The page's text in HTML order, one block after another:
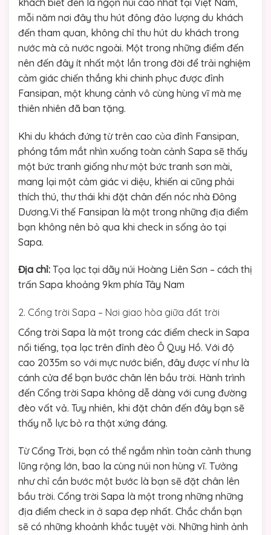
mỗi năm nơi đây thu hút đông đảo lượng du khách
đến tham quan, không chỉ thu hút du khách trong
nước mà cả nước ngoài. Một trong những điểm đến
nên đến đây ít nhất một lần trong đời để trải nghiệm
cảm giác chiến thắng khi chinh phục được đỉnh
Fansipan, một khung cảnh vô cùng hùng vĩ mà mẹ
thiên nhiên đã ban tặng.
Khi du khách đứng từ trên cao của đỉnh Fansipan,
phóng tầm mắt nhìn xuống toàn cảnh Sapa sẽ thấy
một bức tranh giống như một bức tranh sơn mài,
mang lại một cảm giác vi diệu, khiến ai cũng phải
thích thú, thư thái khi đặt chân đến nóc nhà Đông
Dương.Vi thế Fansipan là một trong những địa điểm
bạn không nên bỏ qua khi check in sống ảo tại
Sapa.
Địa chỉ: Tọa lạc tại dãy núi Hoàng Liên Sơn – cách thị
trấn Sapa khoảng 9km phía Tây Nam
2. Cổng trời Sapa – Nơi giao hòa giữa đất trời
Cổng trời Sapa là một trong các điểm check in Sapa
nổi tiếng, tọa lạc trên đỉnh đèo Ô Quy Hồ. Với độ
cao 2035m so với mực nước biển, đây được ví như là
cánh cửa để bạn bước chân lên bầu trời. Hành trình
đến Cổng trời Sapa không dễ dàng với cung đường
đèo vất vả. Tuy nhiên, khi đặt chân đến đây bạn sẽ
thấy nỗ lực bỏ ra thật xứng đáng.
Từ Cổng Trời, bạn có thể ngắm nhìn toàn cảnh thung
lũng rộng lớn, bao la cùng núi non hùng vĩ. Tưởng
như chỉ cần bước một bước là bạn sẽ đặt chân lên
bầu trời. Cổng trời Sapa là một trong những những
địa điểm check in ở sapa đẹp nhất. Chắc chắn bạn
sẽ có những khoảnh khắc tuyệt vời. Những hình ảnh